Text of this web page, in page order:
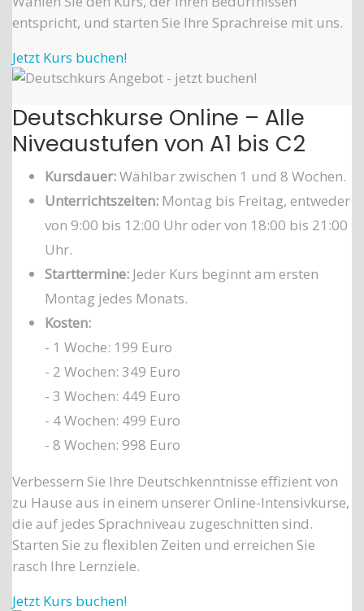
entspricht, und starten Sie Ihre Sprachreise mit uns.
Jetzt Kurs buchen!
Deutschkurse Online – Alle
Niveaustufen von A1 bis C2
Kursdauer:Wählbar zwischen 1 und 8 Wochen.
Unterrichtszeiten:Montag bis Freitag, entweder
von 9:00 bis 12:00 Uhr oder von 18:00 bis 21:00
Uhr.
Starttermine:Jeder Kurs beginnt am ersten
Montag jedes Monats.
Kosten:
- 1 Woche: 199 Euro
- 2 Wochen: 349 Euro
- 3 Wochen: 449 Euro
- 4 Wochen: 499 Euro
- 8 Wochen: 998 Euro
Verbessern Sie Ihre Deutschkenntnisse effizient von
zu Hause aus in einem unserer Online-Intensivkurse,
die auf jedes Sprachniveau zugeschnitten sind.
Starten Sie zu flexiblen Zeiten und erreichen Sie
rasch Ihre Lernziele.
Jetzt Kurs buchen!